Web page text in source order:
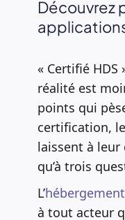
Découvrez
« Certifié HDS
réalité est
points qui
certification,
laissent à leur
qu’à trois
L’
à tout acteur